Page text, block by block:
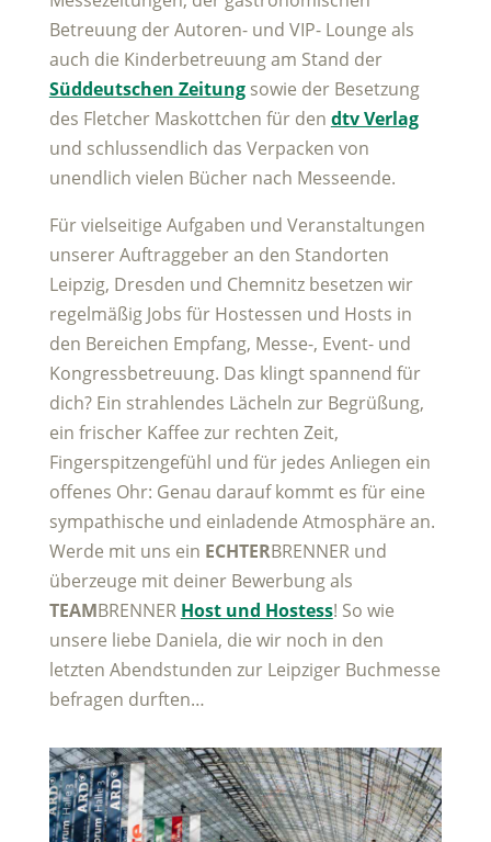
Betreuung der Autoren- und VIP- Lounge als
auch die Kinderbetreuung am Stand der
Süddeutschen Zeitungsowie der Besetzung
des Fletcher Maskottchen für den dtv Verlag
und schlussendlich das Verpacken von
unendlich vielen Bücher nach Messeende.
Für vielseitige Aufgaben und Veranstaltungen
unserer Auftraggeber an den Standorten
Leipzig, Dresden und Chemnitz besetzen wir
regelmäßig Jobs für Hostessen und Hosts in
den Bereichen Empfang, Messe-, Event- und
Kongressbetreuung. Das klingt spannend für
dich? Ein strahlendes Lächeln zur Begrüßung,
ein frischer Kaffee zur rechten Zeit,
Fingerspitzengefühl und für jedes Anliegen ein
offenes Ohr: Genau darauf kommt es für eine
sympathische und einladende Atmosphäre an.
Werde mit uns ein ECHTERBRENNER und
überzeuge mit deiner Bewerbung als
TEAMBRENNER Host und Hostess! So wie
unsere liebe Daniela, die wir noch in den
letzten Abendstunden zur Leipziger Buchmesse
befragen durften…